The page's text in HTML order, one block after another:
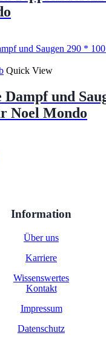
Quick View
Dampf und
Noel Mondo
Information
Über uns
Karriere
Wissenswertes
Kontakt
Impressum
Datenschutz